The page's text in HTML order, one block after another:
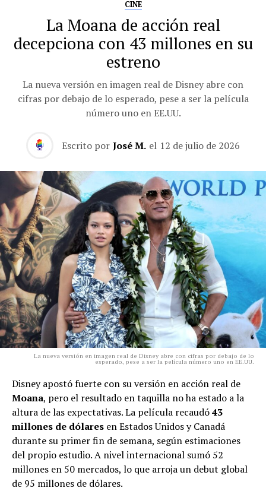
CINE
La Moana de acción real
decepciona con 43 millones en su
estreno
La nueva versión en imagen real de Disney abre con
cifras por debajo de lo esperado, pese a ser la película
número uno en EE.UU.
Escrito por José M. el 12 de julio de 2026
La nueva versión en imagen real de Disney abre con cifras por debajo de lo
esperado, pese a ser la película número uno en EE.UU.
Disney apostó fuerte con su versión en acción real de
Moana, pero el resultado en taquilla no ha estado a la
altura de las expectativas. La película recaudó43
millones de dólares en Estados Unidos y Canadá
durante su primer fin de semana, según estimaciones
del propio estudio. A nivel internacional sumó 52
millones en 50 mercados, lo que arroja un debut global
de 95 millones de dólares.